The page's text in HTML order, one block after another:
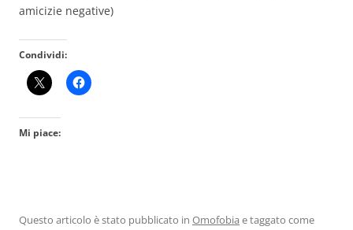
amicizie negative)
Condividi:
Mi piace:
Questo articolo è stato pubblicato in Omofobia e taggato come